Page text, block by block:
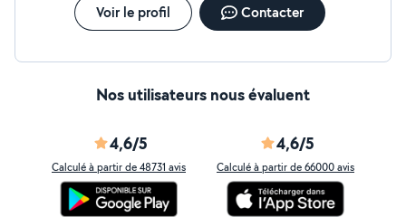
Voir le profil Contacter
Nos utilisateurs nous évaluent
4,6/5
Calculé à partir de 48731 avis
4,6/5
Calculé à partir de 66000 avis